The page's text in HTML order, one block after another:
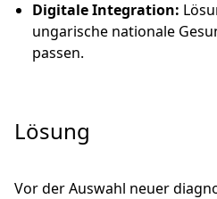
Digitale Integration:
ungarische nationale
passen.
Lösung
Vor der Auswahl neuer